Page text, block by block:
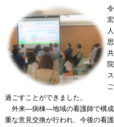
過ごすことができました。
外来―病棟―地域の看護師で構成
重な意見交換が行われ、今後の看